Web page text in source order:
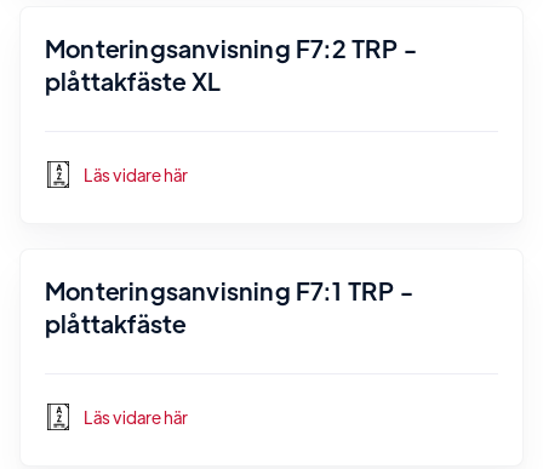
Monteringsanvisning F7:2 TRP -
plåttakfäste XL
Läs vidare här
Monteringsanvisning F7:1 TRP -
plåttakfäste
Läs vidare här